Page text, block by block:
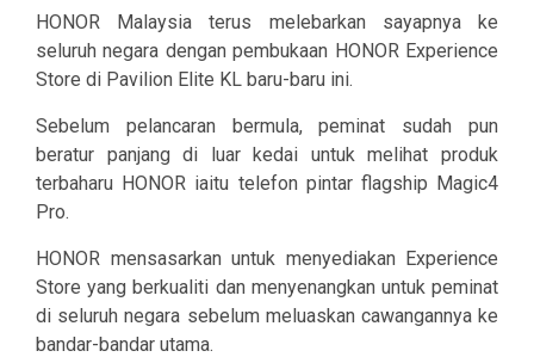
HONOR Malaysia terus melebarkan sayapnya ke
seluruh negara dengan pembukaan HONOR Experience
Store di Pavilion Elite KL baru-baru ini.
Sebelum pelancaran bermula, peminat sudah pun
beratur panjang di luar kedai untuk melihat produk
terbaharu HONOR iaitu telefon pintar flagship Magic4
Pro.
HONOR mensasarkan untuk menyediakan Experience
Store yang berkualiti dan menyenangkan untuk peminat
di seluruh negara sebelum meluaskan cawangannya ke
bandar-bandar utama.